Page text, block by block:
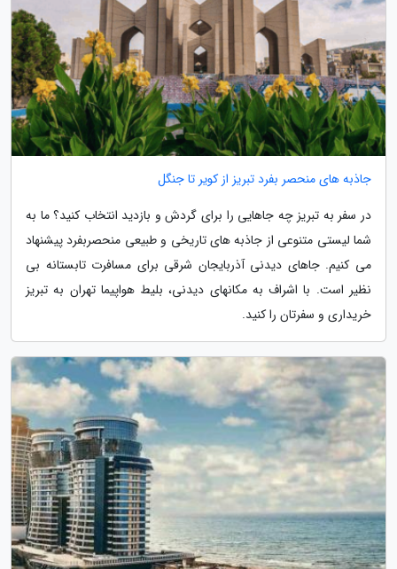
جاذبه های منحصر بفرد تبریز از کویر تا جنگل
در سفر به تبریز چه جاهایی را برای گردش و بازدید انتخاب کنید؟ ما به
شما لیستی متنوعی از جاذبه های تاریخی و طبیعی منحصربفرد پیشنهاد
می کنیم. جاهای دیدنی آذربایجان شرقی برای مسافرت تابستانه بی
نظیر است. با اشراف به مکانهای دیدنی، بلیط هواپیما تهران به تبریز
خریداری و سفرتان را کنید.